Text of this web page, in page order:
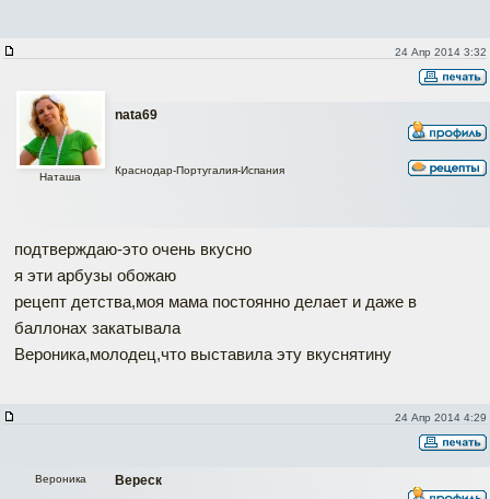
24 Апр 2014 3:32
nata69
Наташа
Краснодар-Португалия-Испания
подтверждаю-это очень вкусно
я эти арбузы обожаю
рецепт детства,моя мама постоянно делает и даже в
баллонах закатывала
Вероника,молодец,что выставила эту вкуснятину
24 Апр 2014 4:29
Вереск
Вероника